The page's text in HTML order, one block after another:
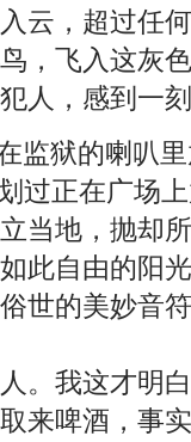
，超过任何
，飞入这灰
人，感到一
狱的喇叭里
过正在广场
当地，抛却
此自由的阳
世的美妙音
我这才明白
来啤酒，事